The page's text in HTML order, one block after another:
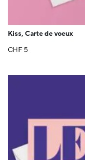
Kiss, Carte de voeux
CHF 5